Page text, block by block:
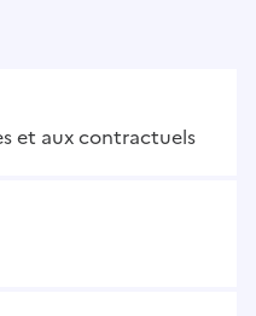
et aux contractuels